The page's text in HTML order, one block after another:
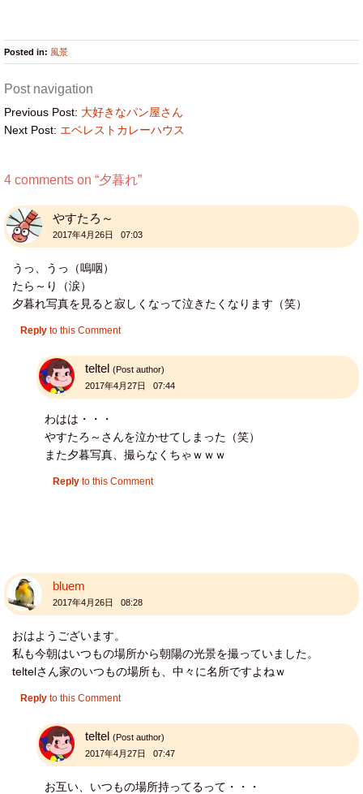
Posted in: 風景
Post navigation
Previous Post: 大好きなパン屋さん
Next Post: エベレストカレーハウス
4 comments on “夕暮れ”
やすたろ～
2017年4月26日 07:03
うっ、うっ（嗚咽）
たら～り（涙）
夕暮れ写真を見ると寂しくなって泣きたくなります（笑）
Reply to this Comment
teltel (Post author)
2017年4月27日 07:44
わはは・・・
やすたろ～さんを泣かせてしまった（笑）
また夕暮写真、撮らなくちゃｗｗｗ
Reply to this Comment
bluem
2017年4月26日 08:28
おはようございます。
私も今朝はいつもの場所から朝陽の光景を撮っていました。
teltelさん家のいつもの場所も、中々に名所ですよねｗ
Reply to this Comment
teltel (Post author)
2017年4月27日 07:47
お互い、いつもの場所持ってるって・・・